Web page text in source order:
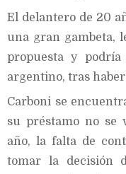
El delantero de 20
una gran gambeta,
propuesta y
argentino, tras
Carboni se
su préstamo no se
año, la falta de
tomar la decisión